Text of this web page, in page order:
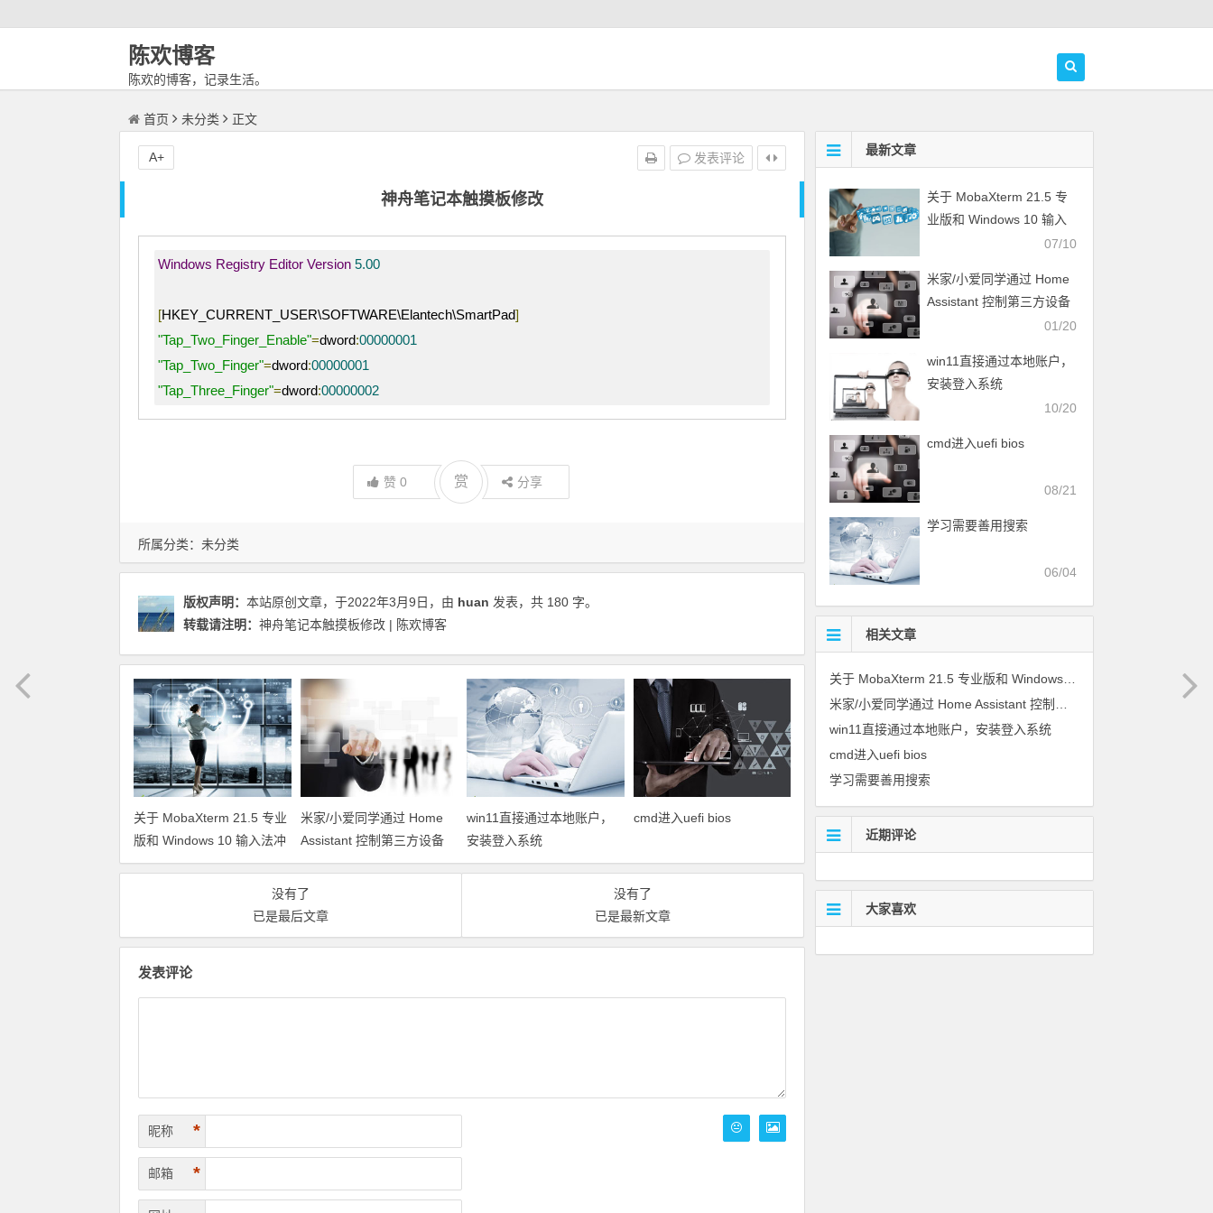
陈欢博客
陈欢的博客，记录生活。
首页 未分类 正文
神舟笔记本触摸板修改
Windows Registry Editor Version 5.00
[HKEY_CURRENT_USER\SOFTWARE\Elantech\SmartPad]
"Tap_Two_Finger_Enable"=dword:00000001
"Tap_Two_Finger"=dword:00000001
"Tap_Three_Finger"=dword:00000002
赞 0 赏 分享
发表评论
A+
所属分类：未分类
版权声明： 本站原创文章，于2022年3月9日，由 huan 发表，共 180 字。
转载请注明： 神舟笔记本触摸板修改 | 陈欢博客
关于 MobaXterm 21.5 专业
版和 Windows 10 输入法冲
突问题的解决方案
米家/小爱同学通过 Home
Assistant 控制第三方设备
win11直接通过本地账户，
安装登入系统
cmd进入uefi bios
没有了
已是最后文章
没有了
已是最新文章
发表评论
昵称 *
邮箱 *
最新文章
关于 MobaXterm 21.5 专
业版和 Windows 10 输入
法冲突问题的解决方案07/10
米家/小爱同学通过 Home
Assistant 控制第三方设备
01/20
win11直接通过本地账户，
安装登入系统
10/20
cmd进入uefi bios
08/21
学习需要善用搜索
06/04
相关文章
win11直接通过本地账户，安装登入系统
cmd进入uefi bios
学习需要善用搜索
近期评论
大家喜欢